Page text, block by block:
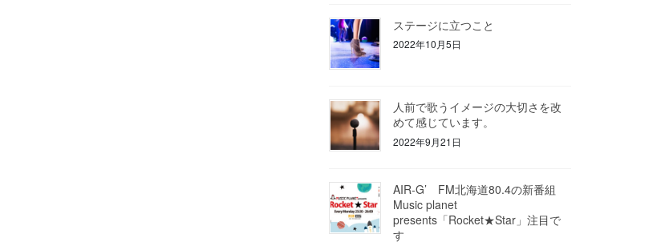
ステージに立つこと
2022年10月5日
人前で歌うイメージの大切さを改
めて感じています。
2022年9月21日
AIR-G’ FM北海道80.4の新番組
Music planet
presents「Rocket★Star」注目で
す